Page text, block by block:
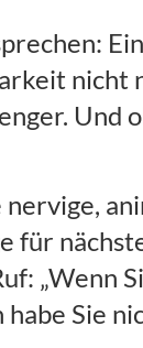
nicht
Und
nervige,
für
„Wenn
Sie